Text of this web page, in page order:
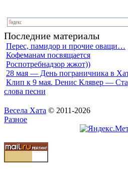
Последние материалы
Перес, памидор и прочие оващи…
Кофеманам посвящается
Роспотребнадзор жжот))
28 мая — День пограничника в
Клип к 9 мая. Dенис Клявер —
слова песни
Весела Хата © 2011-2026
Разное